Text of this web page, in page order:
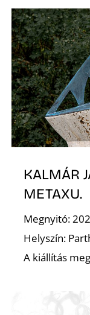
KALMÁR
METAXU.
Megnyitó:
Helyszín:
A kiállítás